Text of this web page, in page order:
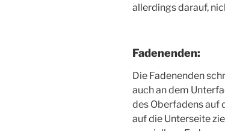
aller­dings dar­auf,
Fadenenden:
Die Faden­en­den
auch an dem
des Ober­fa­dens auf
auf die Unter­sei­te